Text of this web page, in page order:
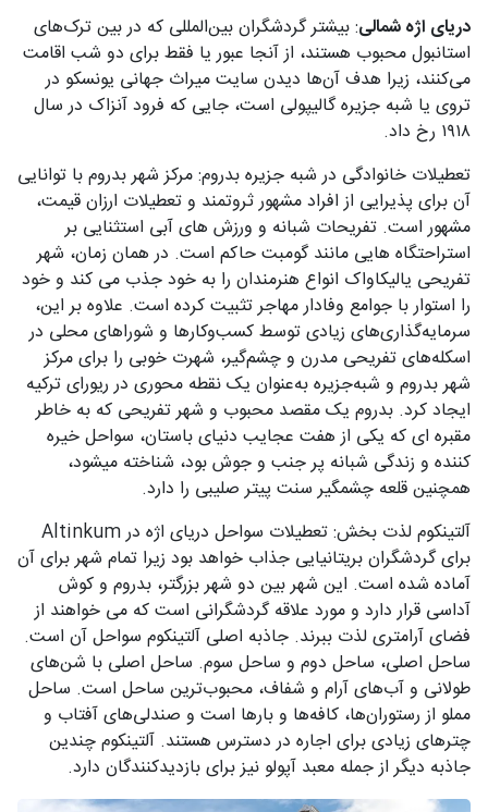
دریای اژه شمالی: بیشتر گردشگران بین‌المللی که در بین ترک‌های
استانبول محبوب هستند، از آنجا عبور یا فقط برای دو شب اقامت
می‌کنند، زیرا هدف آن‌ها دیدن سایت میراث جهانی یونسکو در
تروی یا شبه جزیره گالیپولی است، جایی که فرود آنزاک در سال
۱۹۱۸ رخ داد.
تعطیلات خانوادگی در شبه جزیره بدروم: مرکز شهر بدروم با توانایی
آن برای پذیرایی از افراد مشهور ثروتمند و تعطیلات ارزان قیمت،
مشهور است. تفریحات شبانه و ورزش های آبی استثنایی بر
استراحتگاه هایی مانند گومبت حاکم است. در همان زمان، شهر
تفریحی یالیکاواک انواع هنرمندان را به خود جذب می کند و خود
را استوار با جوامع وفادار مهاجر تثبیت کرده است. علاوه بر این،
سرمایه‌گذاری‌های زیادی توسط کسب‌وکارها و شوراهای محلی در
اسکله‌های تفریحی مدرن و چشم‌گیر، شهرت خوبی را برای مرکز
شهر بدروم و شبه‌جزیره به‌عنوان یک نقطه محوری در ریورای ترکیه
ایجاد کرد. بدروم یک مقصد محبوب و شهر تفریحی که به خاطر
مقبره ای که یکی از هفت عجایب دنیای باستان، سواحل خیره
کننده و زندگی شبانه پر جنب و جوش بود، شناخته میشود،
همچنین قلعه چشمگیر سنت پیتر صلیبی را دارد.
آلتینکوم لذت بخش: تعطیلات سواحل دریای اژه در Altinkum
برای گردشگران بریتانیایی جذاب خواهد بود زیرا تمام شهر برای آن
آماده شده است. این شهر بین دو شهر بزرگتر، بدروم و کوش
آداسی قرار دارد و مورد علاقه گردشگرانی است که می خواهند از
فضای آرامتری لذت ببرند. جاذبه اصلی آلتینکوم سواحل آن است.
ساحل اصلی، ساحل دوم و ساحل سوم. ساحل اصلی با شن‌های
طولانی و آب‌های آرام و شفاف، محبوب‌ترین ساحل است. ساحل
مملو از رستوران‌ها، کافه‌ها و بارها است و صندلی‌های آفتاب‌ و
چترهای زیادی برای اجاره در دسترس هستند. آلتینکوم چندین
جاذبه دیگر از جمله معبد آپولو نیز برای بازدیدکنندگان دارد.